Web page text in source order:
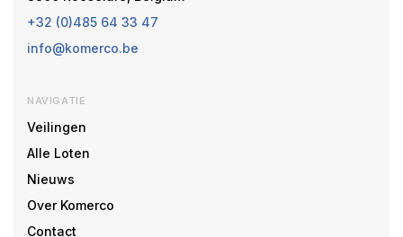
+32 (0)485 64 33 47
info@komerco.be
NAVIGATIE
Veilingen
Alle Loten
Nieuws
Over Komerco
Contact